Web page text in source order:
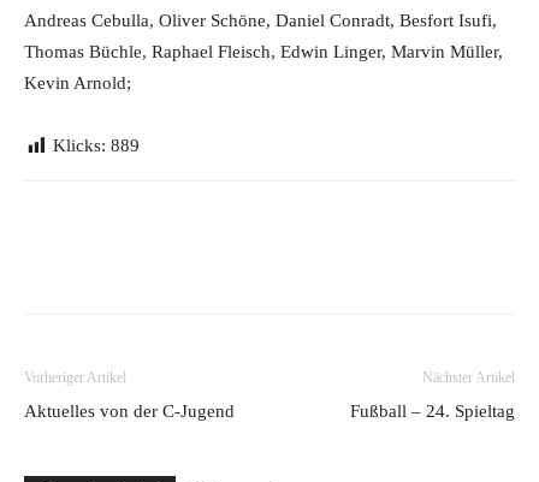
Andreas Cebulla, Oliver Schöne, Daniel Conradt, Besfort Isufi,
Thomas Büchle, Raphael Fleisch, Edwin Linger, Marvin Müller,
Kevin Arnold;
Klicks: 889
Vorheriger Artikel
Aktuelles von der C-Jugend
Nächster Artikel
Fußball – 24. Spieltag